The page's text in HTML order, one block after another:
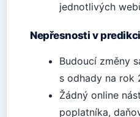
jednotlivých
Nepřesnosti v
Budoucí změny
s odhady na rok
Žádný online
poplatníka,